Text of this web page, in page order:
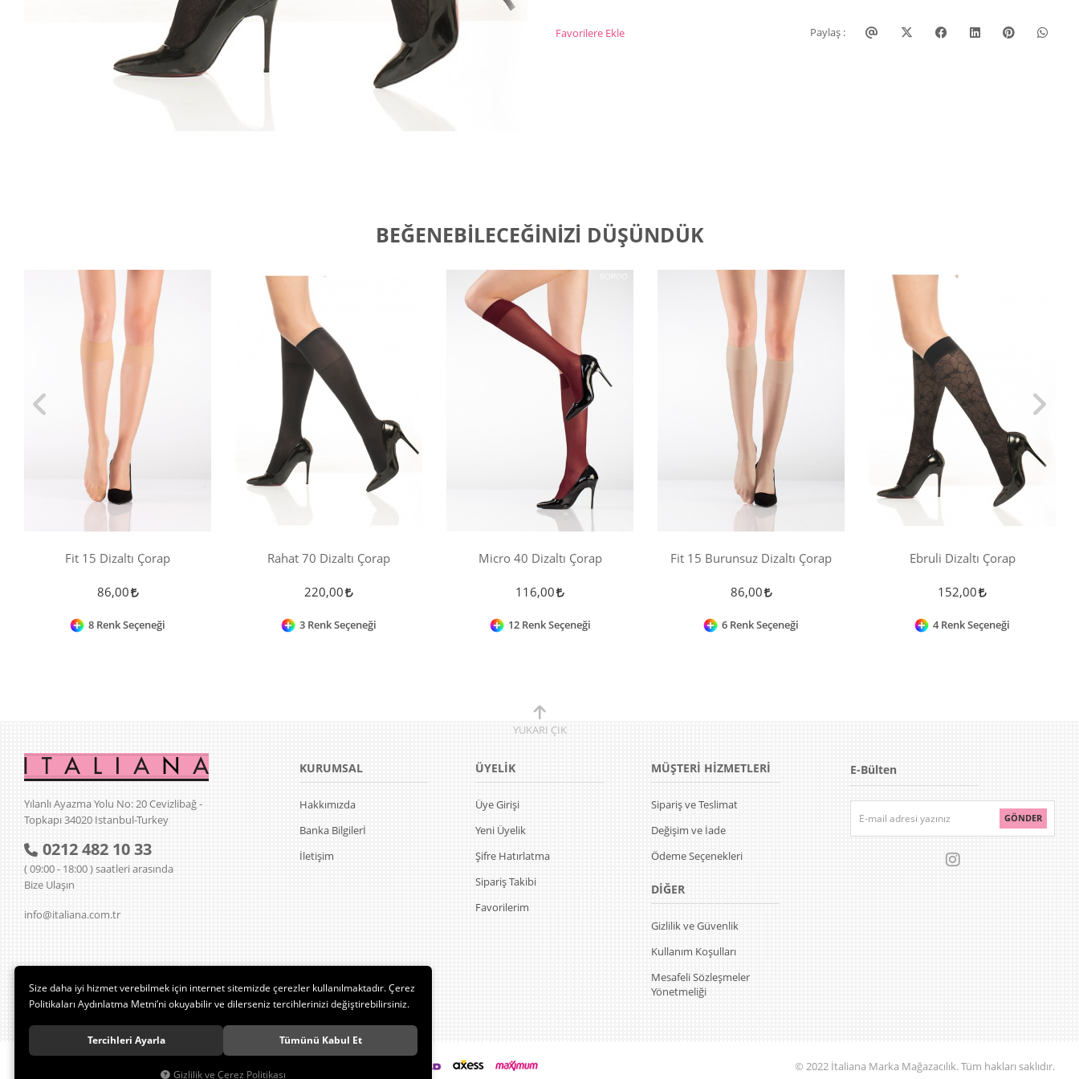
Favorilere Ekle Paylaş :
BEĞENEBILECEĞINIZI DÜŞÜNDÜK
Fit 15 Dizaltı Çorap
86,00
8 Renk Seçeneği
Rahat 70 Dizaltı Çorap
220,00
3 Renk Seçeneği
Micro 40 Dizaltı Çorap
116,00
12 Renk Seçeneği
Fit 15 Burunsuz Dizaltı Çorap
86,00
6 Renk Seçeneği
Ebruli Dizaltı Çorap
152,00
4 Renk Seçeneği
YUKARI ÇIK
Yılanlı Ayazma Yolu No: 20 Cevizlibağ -
Topkapı 34020 Istanbul-Turkey
0212 482 10 33
( 09:00 - 18:00 ) saatleri arasında
Bize Ulaşın
info@italiana.com.tr
KURUMSAL
Hakkımızda
Banka Bilgilerİ
İletişim
ÜYELİK
Üye Girişi
Yeni Üyelik
Şifre Hatırlatma
Sipariş Takibi
Favorilerim
MÜŞTERİ HİZMETLERİ
Sipariş ve Teslimat
Değişim ve İade
Ödeme Seçenekleri
DİĞER
Gizlilik ve Güvenlik
Kullanım Koşulları
Mesafeli Sözleşmeler
Yönetmeliği
E-Bülten
GÖNDER
© 2022 İtaliana Marka Mağazacılık. Tüm hakları saklıdır.
Size daha iyi hizmet verebilmek için internet sitemizde çerezler kullanılmaktadır. Çerez
Politikaları Aydınlatma Metni’ni okuyabilir ve dilerseniz tercihlerinizi değiştirebilirsiniz.
Tercihleri Ayarla Tümünü Kabul Et
Gizlilik ve Çerez Politikası